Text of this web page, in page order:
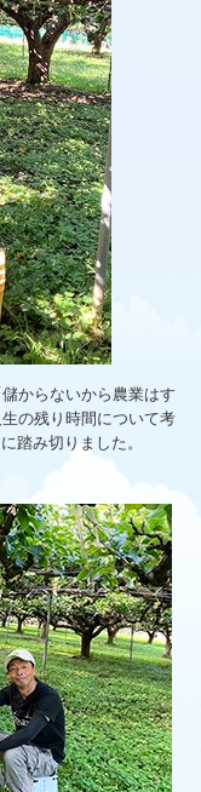
からないから農業はす
の残り時間について考
踏み切りました。